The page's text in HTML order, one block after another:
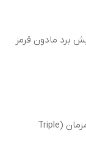
برد مادون قرمز
خروجی تصویر با 3 کیفیت مختلف به صورت همزمان (Triple